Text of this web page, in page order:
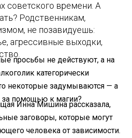
советского времени. А
Родственникам,
не позавидуешь:
агрессивные выходки,
просьбы не действуют, а на
категорически
некоторые задумываются — а
за помощью к магии?
Инна Мишина рассказала,
заговоры, которые могут
человека от зависимости.